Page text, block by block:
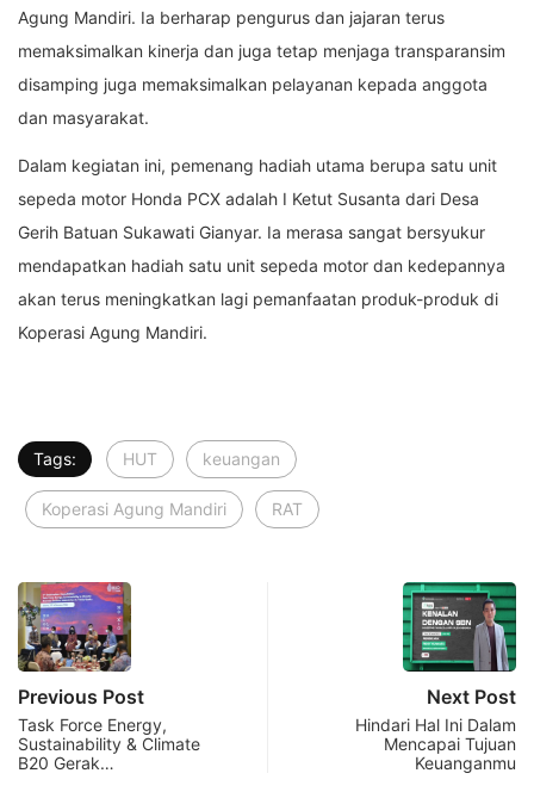
Agung Mandiri. Ia berharap pengurus dan jajaran terus
memaksimalkan kinerja dan juga tetap menjaga transparansim
disamping juga memaksimalkan pelayanan kepada anggota
dan masyarakat.
Dalam kegiatan ini, pemenang hadiah utama berupa satu unit
sepeda motor Honda PCX adalah I Ketut Susanta dari Desa
Gerih Batuan Sukawati Gianyar. Ia merasa sangat bersyukur
mendapatkan hadiah satu unit sepeda motor dan kedepannya
akan terus meningkatkan lagi pemanfaatan produk-produk di
Koperasi Agung Mandiri.
Tags: HUT keuangan
Koperasi Agung Mandiri RAT
Previous Post
Task Force Energy,
Sustainability & Climate
B20 Gerak…
Next Post
Hindari Hal Ini Dalam
Mencapai Tujuan
Keuanganmu